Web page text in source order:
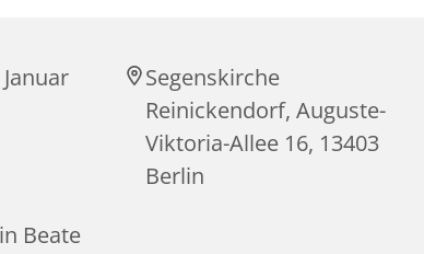
Segenskirche
Reinickendorf, Auguste-
Viktoria-Allee 16, 13403
Berlin
Beate